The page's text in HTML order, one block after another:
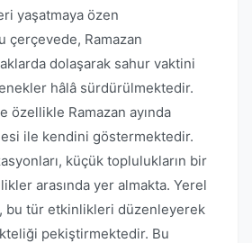
yaşatmaya özen
çerçevede, Ramazan
dolaşarak sahur vaktini
hâlâ sürdürülmektedir.
özellikle Ramazan ayında
ile kendini göstermektedir.
küçük toplulukların bir
arasında yer almakta. Yerel
bu tür etkinlikleri düzenleyerek
pekiştirmektedir. Bu